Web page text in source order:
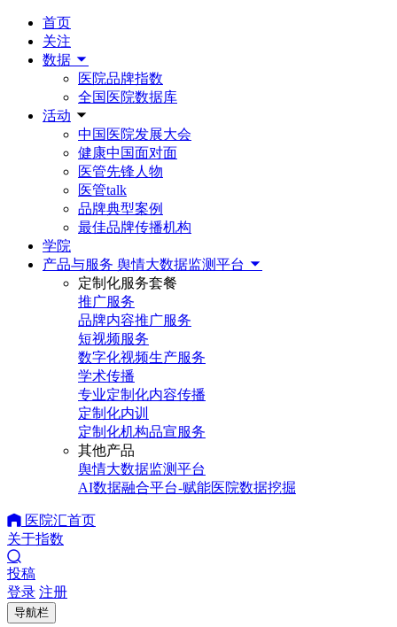
首页
关注
数据
医院品牌指数
全国医院数据库
活动
中国医院发展大会
健康中国面对面
医管先锋人物
医管talk
品牌典型案例
最佳品牌传播机构
学院
产品与服务 舆情大数据监测平台
定制化服务套餐
推广服务
品牌内容推广服务
短视频服务
数字化视频生产服务
学术传播
专业定制化内容传播
定制化内训
定制化机构品宣服务
其他产品
舆情大数据监测平台
AI数据融合平台-赋能医院数据挖掘
医院汇首页
关于指数
投稿
登录 注册
导航栏